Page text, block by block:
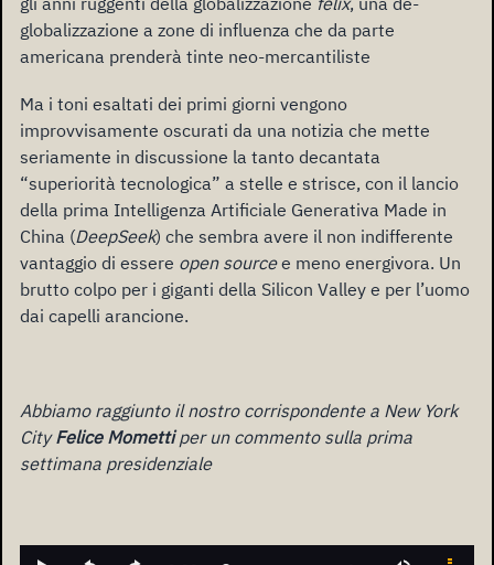
globalizzazione a zone di influenza che da parte
americana prenderà tinte neo-mercantiliste
Ma i toni esaltati dei primi giorni vengono
improvvisamente oscurati da una notizia che mette
seriamente in discussione la tanto decantata
“superiorità tecnologica” a stelle e strisce, con il lancio
della prima Intelligenza Artificiale Generativa Made in
China (DeepSeek) che sembra avere il non indifferente
vantaggio di essere open sourcee meno energivora. Un
brutto colpo per i giganti della Silicon Valley e per l’uomo
dai capelli arancione.
Abbiamo raggiunto il nostro corrispondente a New York
CityFelice Momettiper un commento sulla prima
settimana presidenziale